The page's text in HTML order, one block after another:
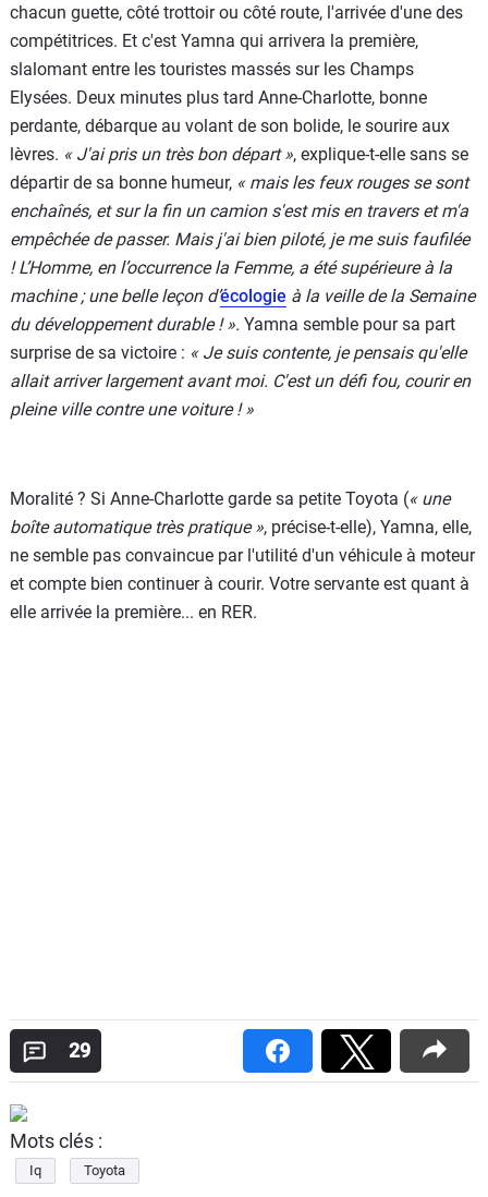
chacun guette, côté trottoir ou côté route, l'arrivée d'une des
compétitrices. Et c'est Yamna qui arrivera la première,
slalomant entre les touristes massés sur les Champs
Elysées. Deux minutes plus tard Anne-Charlotte, bonne
perdante, débarque au volant de son bolide, le sourire aux
lèvres. « J'ai pris un très bon départ », explique-t-elle sans se
départir de sa bonne humeur, « mais les feux rouges se sont
enchaînés, et sur la fin un camion s'est mis en travers et m'a
empêchée de passer. Mais j'ai bien piloté, je me suis faufilée
! L’Homme, en l’occurrence la Femme, a été supérieure à la
machine ; une belle leçon d’écologie à la veille de la Semaine
du développement durable !». Yamna semble pour sa part
surprise de sa victoire : « Je suis contente, je pensais qu'elle
allait arriver largement avant moi. C'est un défi fou, courir en
pleine ville contre une voiture ! »
Moralité ? Si Anne-Charlotte garde sa petite Toyota (« une
boîte automatique très pratique », précise-t-elle), Yamna, elle,
ne semble pas convaincue par l'utilité d'un véhicule à moteur
et compte bien continuer à courir. Votre servante est quant à
elle arrivée la première... en RER.
29
Mots clés :
Iq Toyota